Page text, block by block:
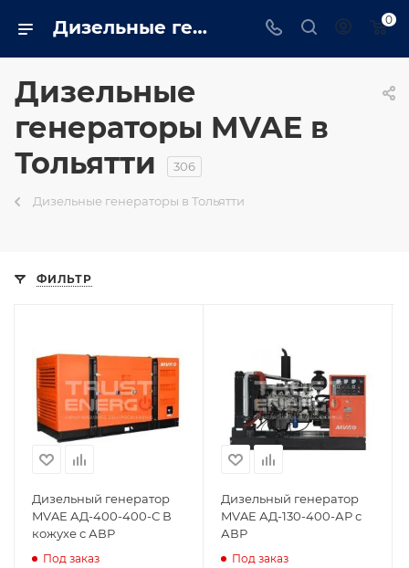
Дизельные генераторы mvae: Промышленные, бытовые купить в Тольятти на сайте - tolyatti.trustenergo.ru 0
Дизельные
генераторы MVAE в
Тольятти
306
Дизельные генераторы в Тольятти
ФИЛЬТР
Дизельный генератор
MVAE АД-400-400-С В
кожухе с АВР
Под заказ
Дизельный генератор
MVAE АД-130-400-АР с
АВР
Под заказ